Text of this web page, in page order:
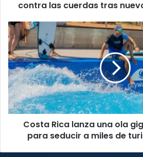
cuerdas
nuevo
ataque
de
Irán
contra las cuerdas tras
Costa
Rica
lanza
una
ola
gigante
en
Madrid
para
seducirCosta Rica lanza una ola
para seducir a miles de